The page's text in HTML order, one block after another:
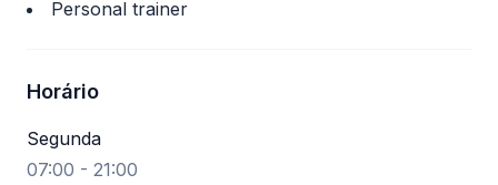
Personal trainer
Horário
Segunda
07:00 - 21:00